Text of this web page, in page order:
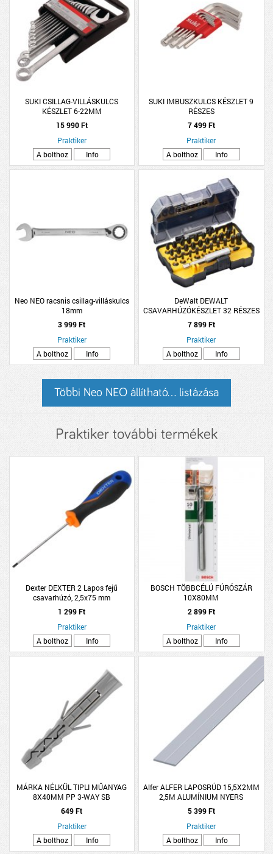
SUKI CSILLAG-VILLÁSKULCS
KÉSZLET 6-22MM
15 990 Ft
Praktiker
A bolthoz
Info
SUKI IMBUSZKULCS KÉSZLET 9
RÉSZES
7 499 Ft
Praktiker
A bolthoz
Info
Neo NEO racsnis csillag-villáskulcs
18mm
3 999 Ft
Praktiker
A bolthoz
Info
DeWalt DEWALT
CSAVARHÚZÓKÉSZLET 32 RÉSZES
7 899 Ft
Praktiker
A bolthoz
Info
Többi Neo NEO állítható... listázása
Praktiker további termékek
Dexter DEXTER 2 Lapos fejű
csavarhúzó, 2,5x75 mm
1 299 Ft
Praktiker
A bolthoz
Info
BOSCH TÖBBCÉLÚ FÚRÓSZÁR
10X80MM
2 899 Ft
Praktiker
A bolthoz
Info
MÁRKA NÉLKÜL TIPLI MŰANYAG
8X40MM PP 3-WAY SB
10DB/CSOMAG
649 Ft
Praktiker
A bolthoz
Info
Alfer ALFER LAPOSRÚD 15,5X2MM
2,5M ALUMÍNIUM NYERS
5 399 Ft
Praktiker
A bolthoz
Info